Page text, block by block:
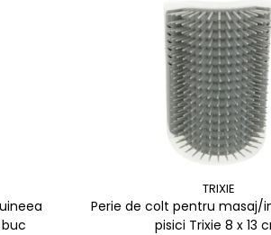
TRIXIE
Perie de colt pentru masaj/
pisici Trixie 8 x